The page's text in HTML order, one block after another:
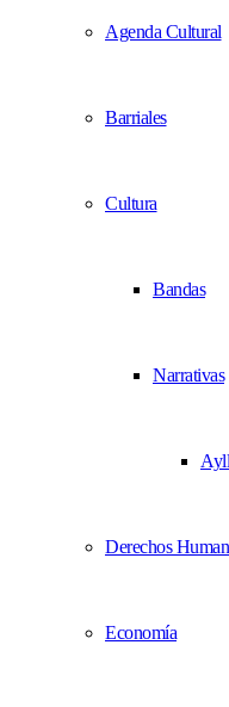
Agenda Cultural
Barriales
Cultura
Bandas
Narrativas
Derechos
Economía